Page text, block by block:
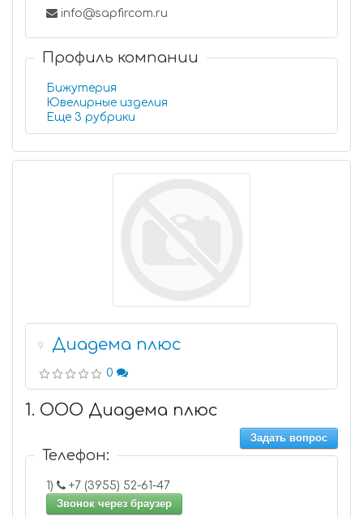
info@sapfircom.ru
Профиль компании
Бижутерия
Ювелирные изделия
Еще 3 рубрики
9 Диадема плюс
0
1. ООО Диадема плюс
Задать вопрос
Телефон:
1)
+7 (3955) 52-61-47
Звонок через браузер